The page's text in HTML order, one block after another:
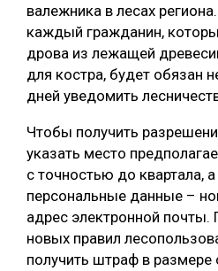
ПРОИЗВОДСТВО ДРЕВЕСНЫХ
ЦБП
КОМПЛЕКСНАЯ ПЕРЕРАБОТКА
ЛЕСОПИЛЕНИЕ
ДЕРЕВЯННОЕ ДОМОСТРОЕНИЕ
БЕЗОПАСНОЕ ПРОИЗВОДСТВО
СОРТИРОВКА ДРЕВЕСИНЫ
СУШКА ДРЕВЕСИНЫ
валежника в лесах
каждый гражданин,
дрова из лежащей
для костра, будет обязан
дней уведомить
Чтобы получить
указать место
с точностью до квартала,
персональные данные –
адрес электронной почты.
новых правил
получить штраф в